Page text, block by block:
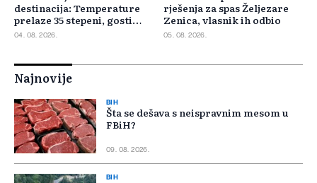
destinacija: Temperature
prelaze 35 stepeni, gosti
pristižu iz cijele regije
04. 08. 2026.
rješenja za spas Željezare
Zenica, vlasnik ih odbio
05. 08. 2026.
Najnovije
BIH
Šta se dešava s neispravnim mesom u
FBiH?
09. 08. 2026.
BIH